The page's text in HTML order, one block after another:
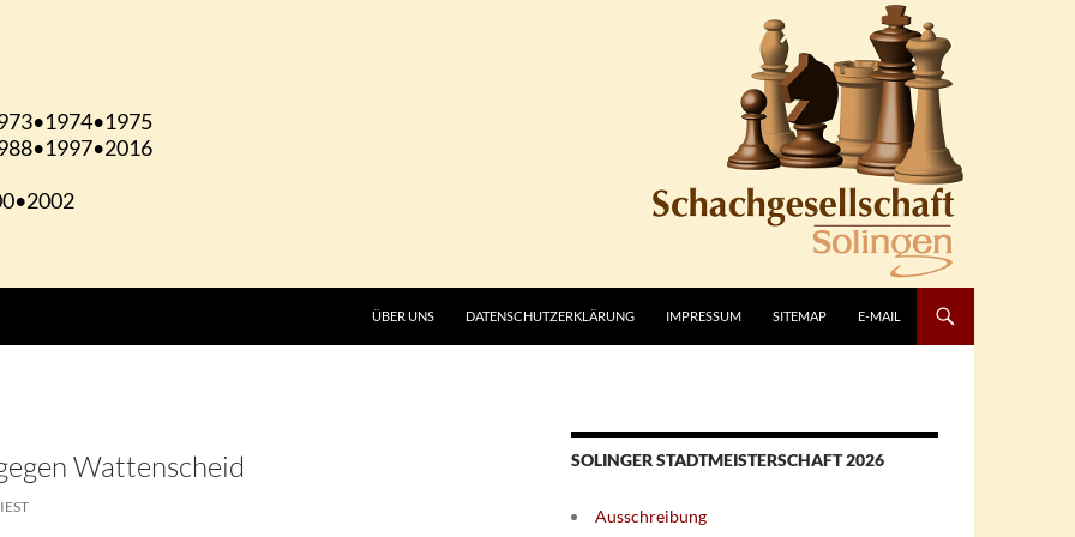
ÜBER UNS DATENSCHUTZERKLÄRUNG IMPRESSUM SITEMAP E-MAIL
Wattenscheid SOLINGER STADTMEISTERSCHAFT 2026
Ausschreibung